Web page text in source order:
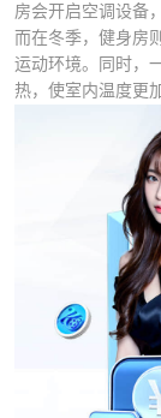
房会开启空调设备
而在冬季，健身房
运动环境。同时，
热，使室内温度更